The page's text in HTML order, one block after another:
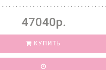
47040р.
КУПИТЬ